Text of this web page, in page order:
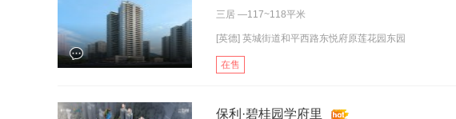
三居 —117~118平米
[英德] 英城街道和平西路东悦府原莲花园东园
在售
保利·碧桂园学府里